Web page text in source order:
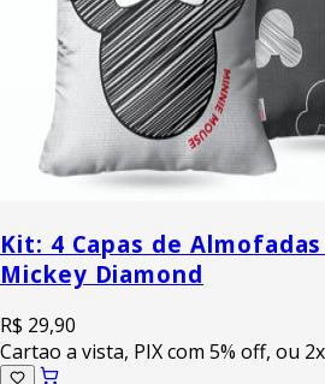
Kit: 4 Capas de
Mickey Diamond
R$ 29,90
Cartao a vista, PIX com 5% off, ou